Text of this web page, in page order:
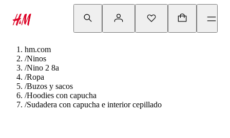
hm.com
/Ninos
/Nino 2 8a
/Ropa
/Buzos y sacos
/Hoodies con capucha
/Sudadera con capucha e interior cepillado